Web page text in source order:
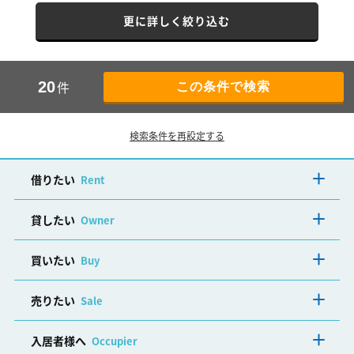
更に詳しく絞り込む
20件
検索条件を再設定する
借りたい Rent
貸したい Owner
買いたい Buy
売りたい Sale
入居者様へ Occupier